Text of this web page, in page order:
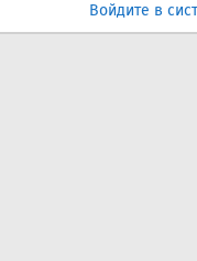
Войдите в